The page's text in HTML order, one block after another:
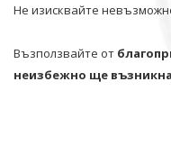
Не изисквайте
Възползвайте от
неизбежно ще